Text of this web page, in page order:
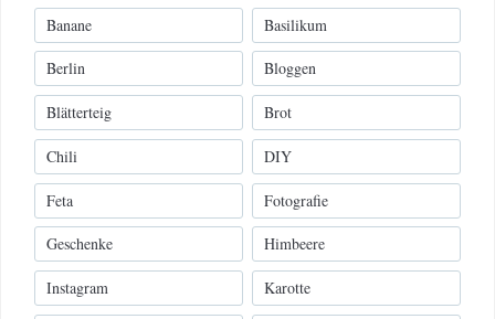
Banane Basilikum
Berlin Bloggen
Blätterteig Brot
Chili DIY
Feta Fotografie
Geschenke Himbeere
Instagram Karotte